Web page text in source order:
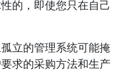
的，即使您只在自己
立的管理系统可能掩
求的采购方法和生产